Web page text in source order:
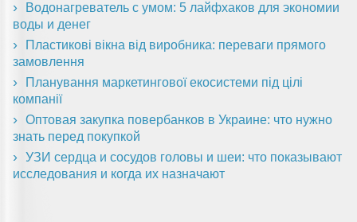
Водонагреватель с умом: 5 лайфхаков для экономии
воды и денег
Пластикові вікна від виробника: переваги прямого
замовлення
Планування маркетингової екосистеми під цілі
компанії
Оптовая закупка повербанков в Украине: что нужно
знать перед покупкой
УЗИ сердца и сосудов головы и шеи: что показывают
исследования и когда их назначают